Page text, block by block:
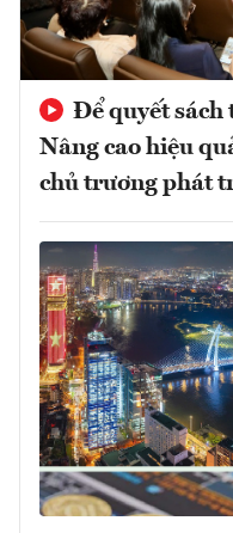
Để quyết sách
Nâng cao hiệu
chủ trương phát